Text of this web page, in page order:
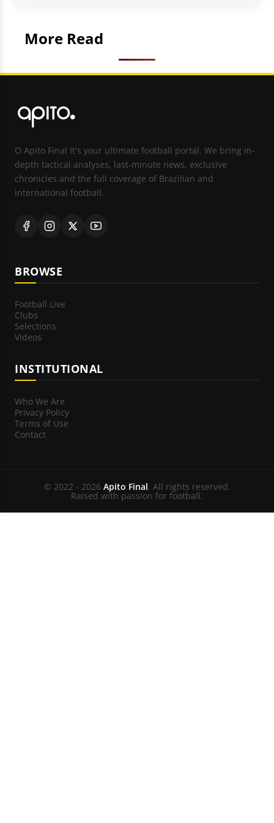
More Read
O Apito Final It's your ultimate football portal. We bring in-
depth tactical analyses, last-minute news, exclusive
chronicles and the full coverage of Brazilian and
international football.
BROWSE
Football Live
Clubs
Selections
Videos
INSTITUTIONAL
Who We Are
Privacy Policy
Terms of Use
Contact
© 2022 - 2026 Apito Final. All rights reserved.
Raised with passion for football.